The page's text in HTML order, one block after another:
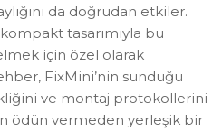
da doğrudan etkiler.
tasarımıyla bu
için özel olarak
FixMini’nin sunduğu
ve montaj protokollerini
ödün vermeden yerleşik bir